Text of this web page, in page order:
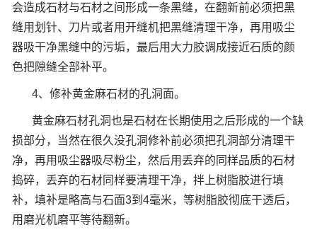
会造成石材与石材之间形成一条黑缝，在翻新前必须把黑
缝用划针、刀片或者用开缝机把黑缝清理干净，再用吸尘
器吸干净黑缝中的污垢，最后用大力胶调成接近石质的颜
色把隙缝全部补平。
4、修补黄金麻石材的孔洞面。
黄金麻石材孔洞也是石材在长期使用之后形成的一个缺
损部分，当然在很久没孔洞修补前必须把孔洞部分清理干
净，再用吸尘器吸尽粉尘，然后用丢弃的同样品质的石材
捣碎，丢弃的石材同样要清理干净，拌上树脂胶进行填
补，填补是略高与石面3到4毫米，等树脂胶彻底干透后，
用磨光机磨平等待翻新。